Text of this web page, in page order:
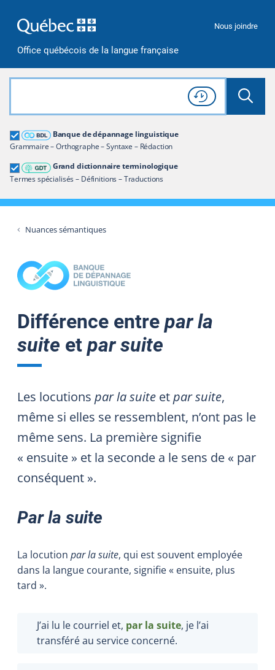
Office québécois de la langue française
Nous joindre
Rechercher dans tout le site
Lancer
Consulter l'
Historique
de recherche
Banque de dépannage linguistique
Grammaire – Orthographe – Syntaxe – Rédaction
Grand dictionnaire terminologique
Termes spécialisés – Définitions – Traductions
Grand dictionnaire terminologique
Restreindre aux termes
Nuances sémantiques
Différence entre par la
suite et par suite
Les locutions par la suite etpar suite,
même si elles se ressemblent, n’ont pas le
même sens. La première signifie
« ensuite » et la seconde a le sens de « par
conséquent ».
Par la suite
La locution par la suite, qui est souvent employée
dans la langue courante, signifie « ensuite, plus
tard ».
J’ai lu le courriel et, par la suite, je l’ai
transféré au service concerné.